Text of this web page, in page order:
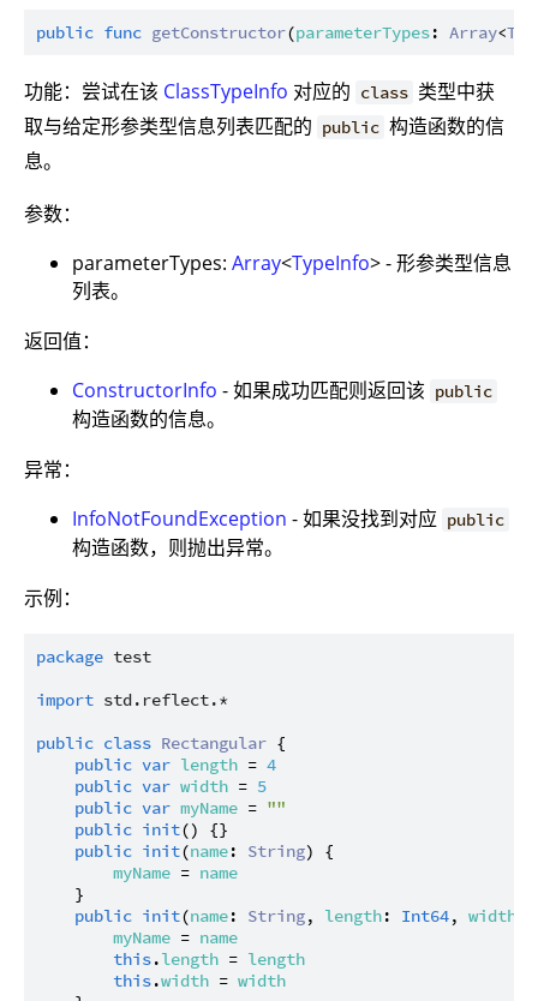
public func getConstructor(parameterTypes: Array<
功能：尝试在该 ClassTypeInfo 对应的 class 类型中获
取与给定形参类型信息列表匹配的 public 构造函数的信
息。
参数：
parameterTypes: Array<TypeInfo> - 形参类型信息
列表。
返回值：
ConstructorInfo - 如果成功匹配则返回该 public
构造函数的信息。
异常：
InfoNotFoundException - 如果没找到对应 public
构造函数，则抛出异常。
示例：
package test
import std.reflect.*
public class Rectangular {
public var length = 4
public var width = 5
public var myName = ""
public init() {}
public init(name: String) {
myName = name
    }
public init(name: String, length: Int64, width
myName = name
this.length = length
this.width = width